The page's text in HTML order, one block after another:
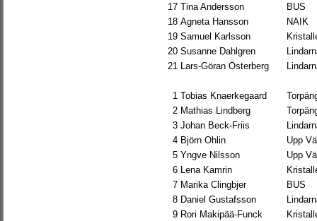
17 Tina Andersson
BUS
18 Agneta Hansson
NAIK
19 Samuel Karlsson
20 Susanne Dahlgren
21 Lars-Göran Österberg
1 Tobias Knaerkegaard
2 Mathias Lindberg
3 Johan Beck-Friis
4 Björn Ohlin
Upp
5 Yngve Nilsson
Upp
6 Lena Kamrin
7 Marika Clingbjer
BUS
8 Daniel Gustafsson
9 Rori Makipää-Funck